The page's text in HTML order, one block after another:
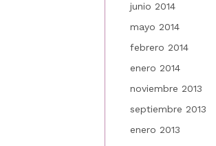
junio 2014
mayo 2014
febrero 2014
enero 2014
noviembre 2013
septiembre 2013
enero 2013